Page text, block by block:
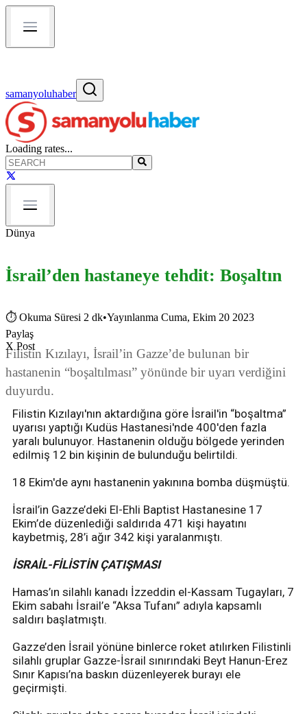
samanyoluhaber
Loading rates...
Dünya
İsrail’den hastaneye tehdit: Boşaltın
⏱ Okuma Süresi 2 dk•Yayınlanma Cuma, Ekim 20 2023
Paylaş
X Post
Filistin Kızılayı, İsrail’in Gazze’de bulunan bir
hastanenin “boşaltılması” yönünde bir uyarı verdiğini
duyurdu.
Filistin Kızılayı'nın aktardığına göre İsrail'in “boşaltma”
uyarısı yaptığı Kudüs Hastanesi'nde 400'den fazla
yaralı bulunuyor. Hastanenin olduğu bölgede yerinden
edilmiş 12 bin kişinin de bulunduğu belirtildi.
18 Ekim'de aynı hastanenin yakınına bomba düşmüştü.
İsrail’in Gazze’deki El-Ehli Baptist Hastanesine 17
Ekim’de düzenlediği saldırıda 471 kişi hayatını
kaybetmiş, 28’i ağır 342 kişi yaralanmıştı.
İSRAİL-FİLİSTİN ÇATIŞMASI
Hamas’ın silahlı kanadı İzzeddin el-Kassam Tugayları, 7
Ekim sabahı İsrail’e “Aksa Tufanı” adıyla kapsamlı
saldırı başlatmıştı.
Gazze’den İsrail yönüne binlerce roket atılırken Filistinli
silahlı gruplar Gazze-İsrail sınırındaki Beyt Hanun-Erez
Sınır Kapısı’na baskın düzenleyerek burayı ele
geçirmişti.